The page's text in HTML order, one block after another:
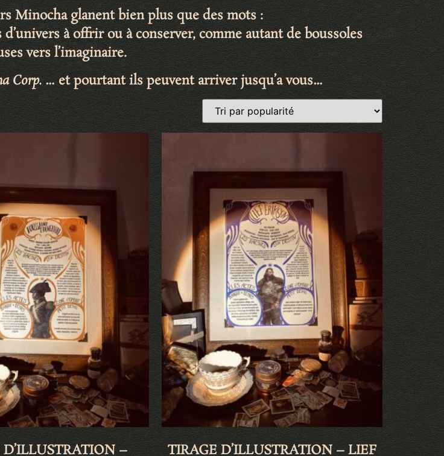
Minocha glanent bien plus que des mots :
d’universà offrir ou à conserver, comme autant deboussoles
vers l’imaginaire.
Corp.… et pourtant ils peuvent arriver jusqu’a vous…
–
TIRAGE D’ILLUSTRATION – LIEF